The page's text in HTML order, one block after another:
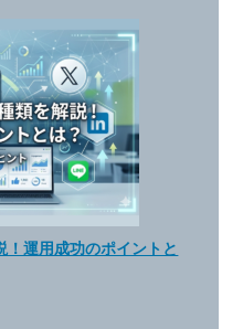
！運用成功のポイントと